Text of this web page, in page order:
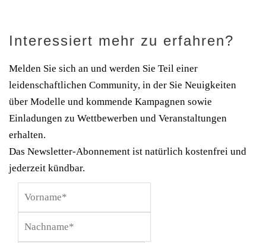
Interessiert mehr zu erfahren?
Melden Sie sich an und werden Sie Teil einer
leidenschaftlichen Community, in der Sie Neuigkeiten
über Modelle und kommende Kampagnen sowie
Einladungen zu Wettbewerben und Veranstaltungen
erhalten.
Das Newsletter-Abonnement ist natürlich kostenfrei und
jederzeit kündbar.